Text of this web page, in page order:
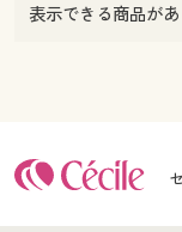
表示できる商品があ